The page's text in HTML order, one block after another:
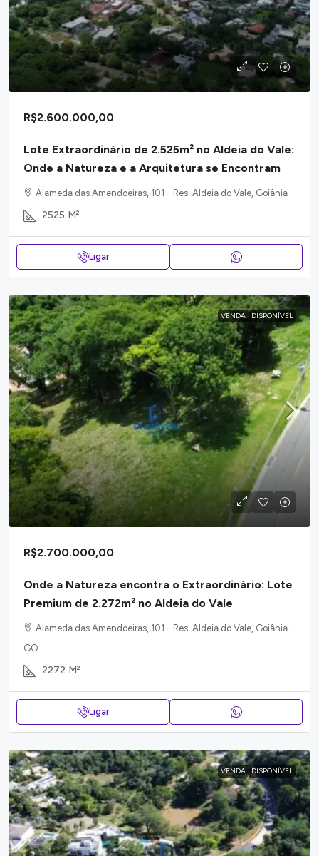
R$2.600.000,00
Lote Extraordinário de 2.525m² no Aldeia do Vale:
Onde a Natureza e a Arquitetura se Encontram
Alameda das Amendoeiras, 101 - Res. Aldeia do Vale, Goiânia
2525 M²
Ligar
VENDA DISPONÍVEL
R$2.700.000,00
Onde a Natureza encontra o Extraordinário: Lote
Premium de 2.272m² no Aldeia do Vale
Alameda das Amendoeiras, 101 - Res. Aldeia do Vale, Goiânia -
GO
2272 M²
Ligar
VENDA DISPONÍVEL